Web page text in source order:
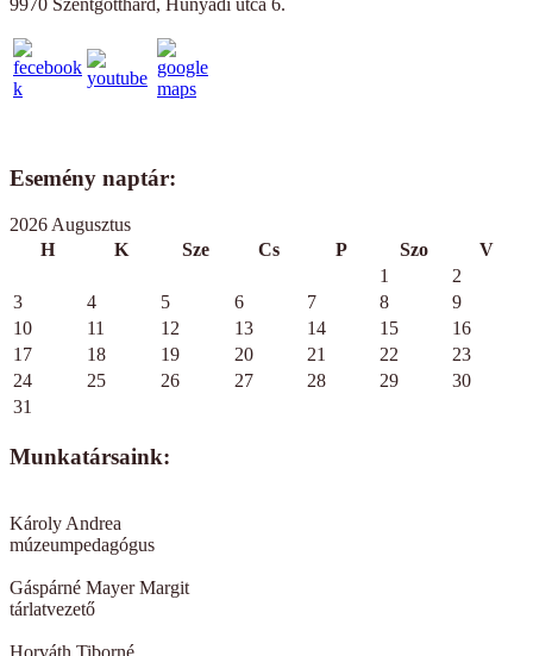
Esemény naptár:
2026 Augusztus
H
K Sze Cs P Szo
V
1
2
3
4 5 6 7 8
9
10
11 12 13 14 15
16
17
18 19 20 21 22
23
24
25 26 27 28 29
30
31
Munkatársaink:
Károly Andrea
múzeumpedagógus
Gáspárné Mayer Margit
tárlatvezető